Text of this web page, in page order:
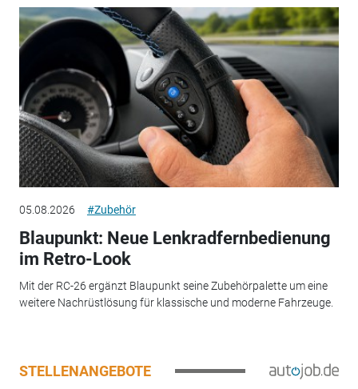
05.08.2026 #Zubehör
Blaupunkt: Neue Lenkradfernbedienung
im Retro-Look
Mit der RC-26 ergänzt Blaupunkt seine Zubehörpalette um eine
weitere Nachrüstlösung für klassische und moderne Fahrzeuge.
STELLENANGEBOTE